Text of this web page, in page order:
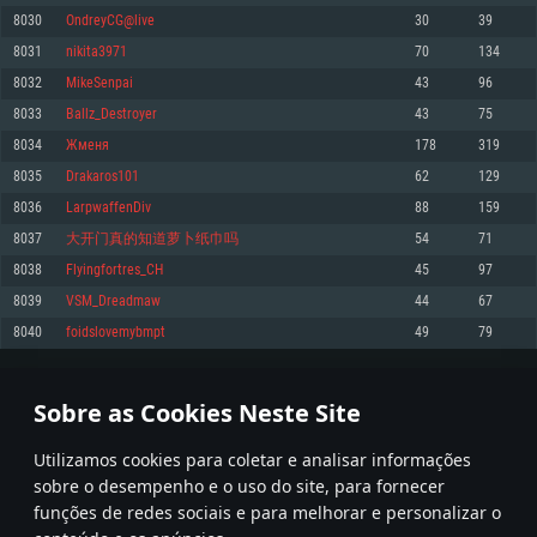
Sobre as Cookies Neste Site
Utilizamos cookies para coletar e analisar informações
sobre o desempenho e o uso do site, para fornecer
funções de redes sociais e para melhorar e personalizar o
Memória: 4GB
Placa Gráfica: Placa com DirectX 11: AMD Radeon 77XX / NVIDIA GeForce
GTX 660. Resolução mínima suportada: 720p
Network: Internet de banda larga.
Disco: 23,1 GB
Recomendado
superior, Radeon RX 570 ou superior
Disco: 75,9 GB
Memória: 6 GB
Placa Gráfica: Intel Iris Pro 5200 (Mac), equivalentes AMD/Nvidia para Mac.
Resolução mínima suportada: 720p com suporte Metal.
Network: Internet de banda larga.
Disco: 21,5 GB
Recomendado
Network: Internet de banda larga.
Memória: 4 GB
Placa Gráfica: NVIDIA 660 com os drivers mais recentes (não mais de 6
meses) / equivalentes AMD com os drivers mais recentes com suporte
Vulkan (não mais de 6 meses); Resolução mínima suportada: 720p.
Network: Internet de banda larga.
Disco: 21,5 GB
Recomendado
Sistema Operativo: Ubuntu 20.04 64bit
Processador: Intel Core i7
Memória: 16 GB
Placa Gráfica: NVIDIA 1060 com os drivers mais recentes (não mais de 6
meses) / equivalentes AMD (Radeon RX 570) com os drivers mais recentes
Network: Internet de banda larga.
8030 OndreyCG@live 30 39
8031 nikita3971 70 134
8032 MikeSenpai 43 96
8033 Ballz_Destroyer 43 75
8034 Жменя 178 319
8035 Drakaros101 62 129
8036 LarpwaffenDiv 88 159
8037 大开门真的知道萝卜纸巾吗 54 71
8038 Flyingfortres_CH 45 97
8039 VSM_Dreadmaw 44 67
8040 foidslovemybmpt 49 79